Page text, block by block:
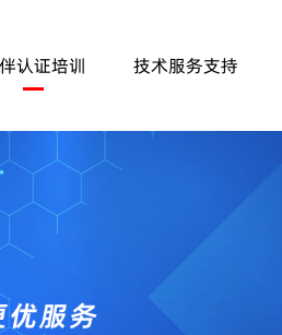
认证培训 技术服务支持